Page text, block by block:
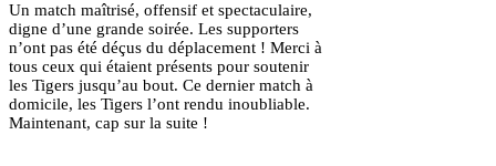
Un match maîtrisé, offensif et spectaculaire,
digne d’une grande soirée. Les supporters
n’ont pas été déçus du déplacement ! Merci à
tous ceux qui étaient présents pour soutenir
les Tigers jusqu’au bout. Ce dernier match à
domicile, les Tigers l’ont rendu inoubliable.
Maintenant, cap sur la suite !